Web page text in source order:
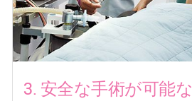
3. 安全な手術が可能な